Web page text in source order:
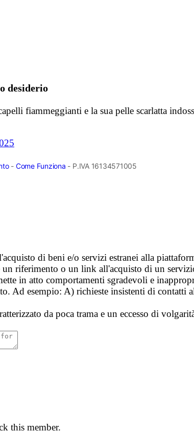
desiderio
fiammeggianti e la sua pelle scarlatta
- Come Funziona - P.IVA 16134571005
di beni e/o servizi estranei alla
riferimento o un link all'acquisto di un
in atto comportamenti sgradevoli e
Ad esempio: A) richieste insistenti di
da poca trama e un eccesso di
this member.